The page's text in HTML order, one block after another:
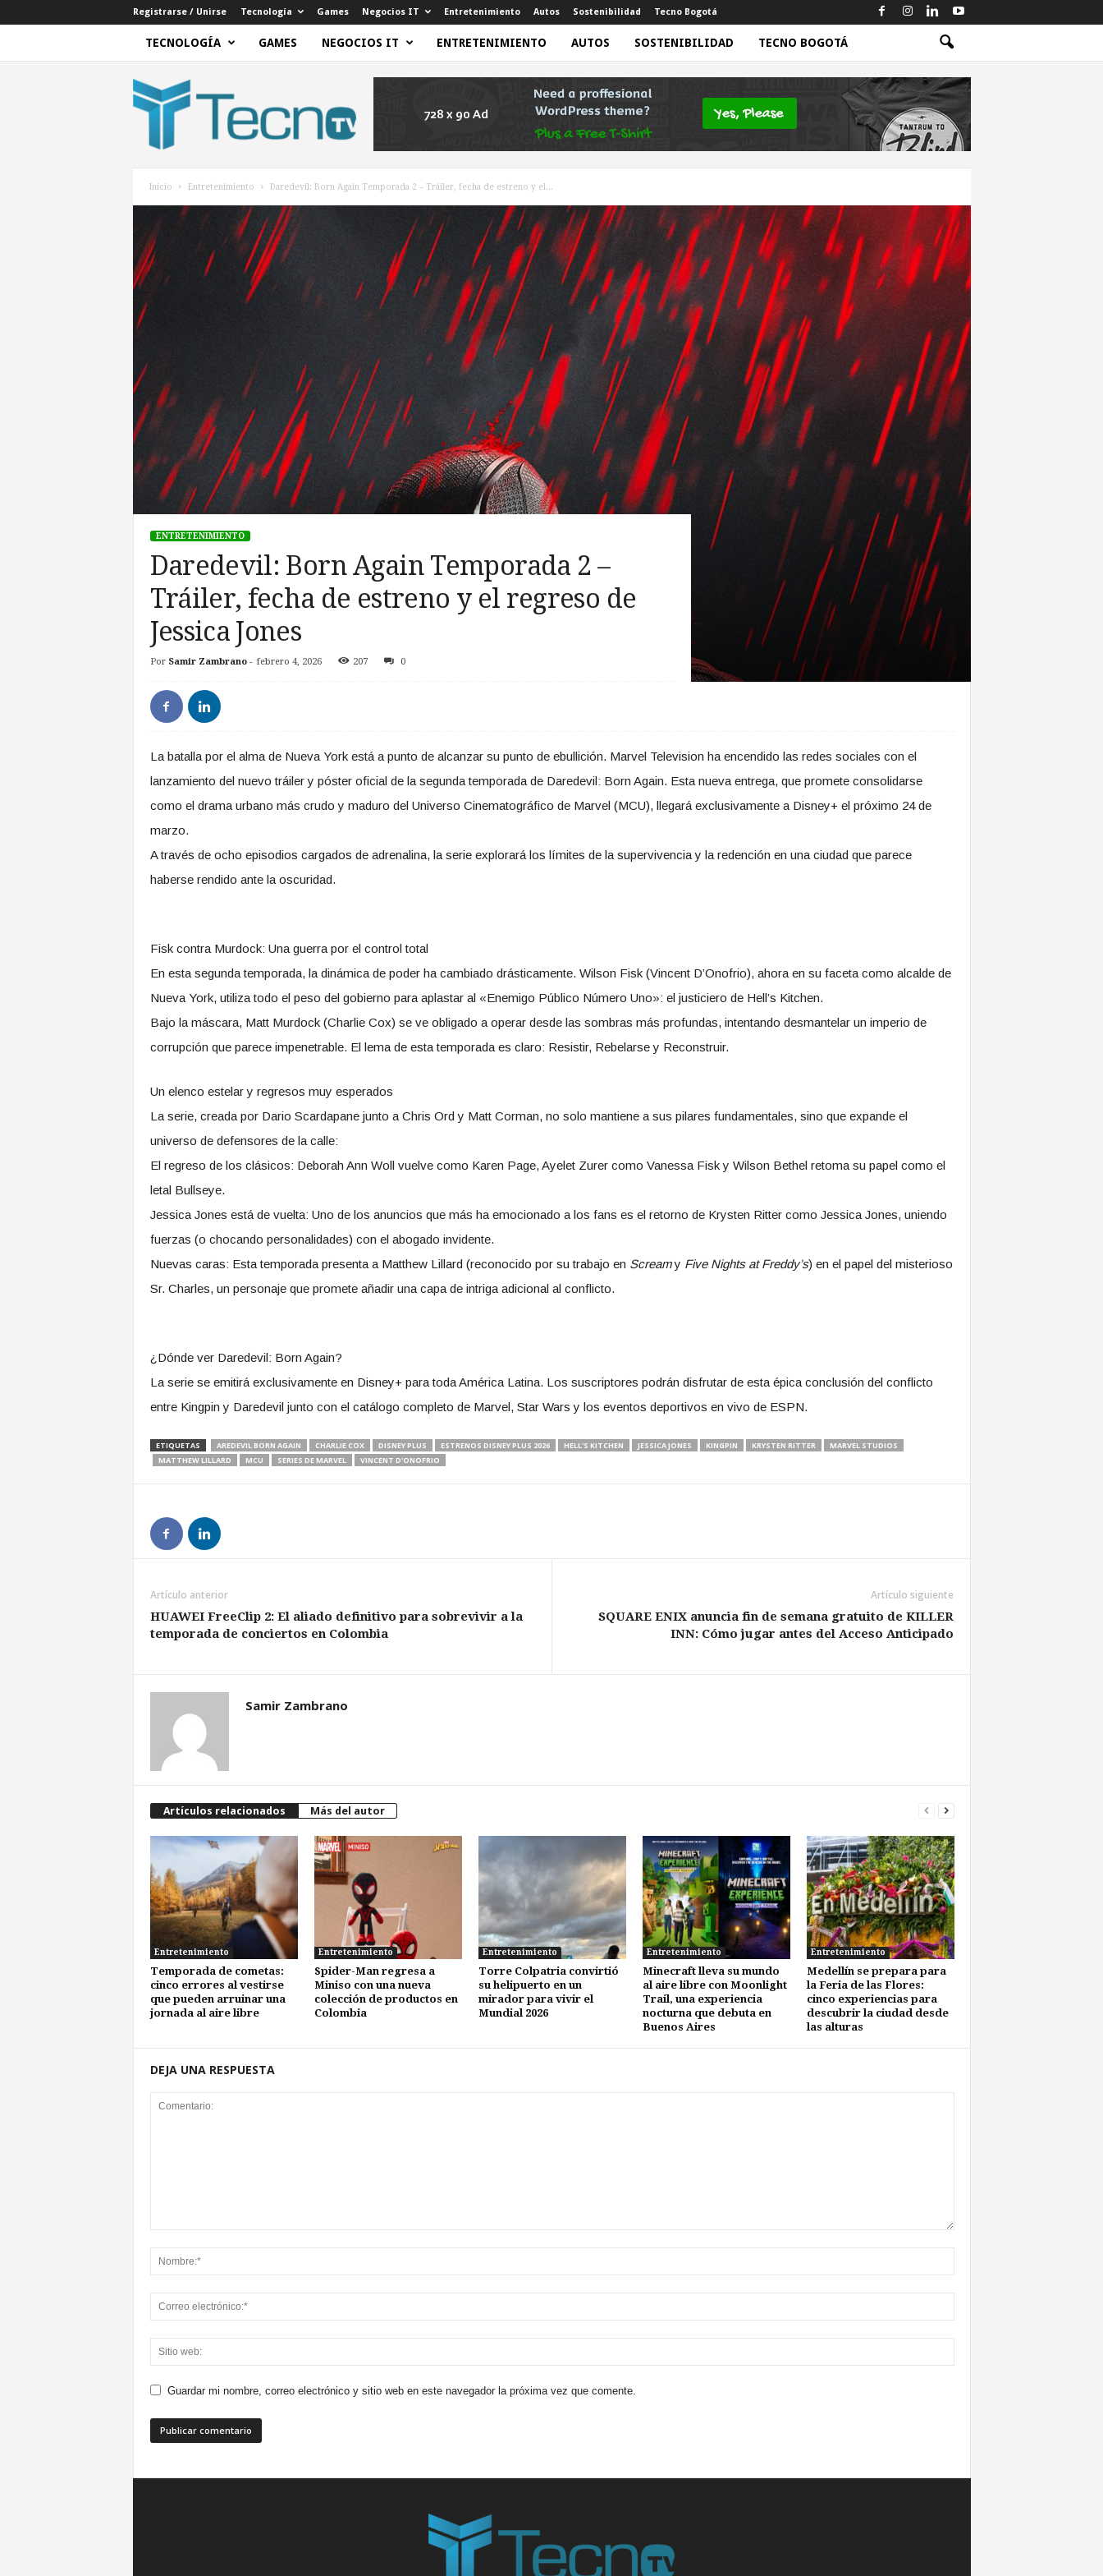
Registrarse / Unirse Tecnología Games Negocios IT Entretenimiento Autos Sostenibilidad Tecno Bogotá
TECNOLOGÍA GAMES NEGOCIOS IT ENTRETENIMIENTO AUTOS SOSTENIBILIDAD TECNO BOGOTÁ
e
c
Inicio Entretenimiento ​Daredevil: Born Again Temporada 2 – Tráiler, fecha de estreno y el...
ENTRETENIMIENTO
​Daredevil: Born Again Temporada 2 –
Tráiler, fecha de estreno y el regreso de
Jessica Jones
Por Samir Zambrano- febrero 4, 2026 207 0
La batalla por el alma de Nueva York está a punto de alcanzar su punto de ebullición. Marvel Television ha encendido las redes sociales con el
lanzamiento del nuevo tráiler y póster oficial de la segunda temporada de Daredevil: Born Again. Esta nueva entrega, que promete consolidarse
como el drama urbano más crudo y maduro del Universo Cinematográfico de Marvel (MCU), llegará exclusivamente a Disney+ el próximo 24 de
marzo.
​A través de ocho episodios cargados de adrenalina, la serie explorará los límites de la supervivencia y la redención en una ciudad que parece
haberse rendido ante la oscuridad.
​Fisk contra Murdock: Una guerra por el control total
​En esta segunda temporada, la dinámica de poder ha cambiado drásticamente. Wilson Fisk (Vincent D’Onofrio), ahora en su faceta como alcalde de
Nueva York, utiliza todo el peso del gobierno para aplastar al «Enemigo Público Número Uno»: el justiciero de Hell’s Kitchen.
​Bajo la máscara, Matt Murdock (Charlie Cox) se ve obligado a operar desde las sombras más profundas, intentando desmantelar un imperio de
corrupción que parece impenetrable. El lema de esta temporada es claro: Resistir, Rebelarse y Reconstruir.
​Un elenco estelar y regresos muy esperados
​La serie, creada por Dario Scardapane junto a Chris Ord y Matt Corman, no solo mantiene a sus pilares fundamentales, sino que expande el
universo de defensores de la calle:
​El regreso de los clásicos: Deborah Ann Woll vuelve como Karen Page, Ayelet Zurer como Vanessa Fisk y Wilson Bethel retoma su papel como el
letal Bullseye.
​Jessica Jones está de vuelta: Uno de los anuncios que más ha emocionado a los fans es el retorno de Krysten Ritter como Jessica Jones, uniendo
fuerzas (o chocando personalidades) con el abogado invidente.
​Nuevas caras: Esta temporada presenta a Matthew Lillard (reconocido por su trabajo en Screamy Five Nights at Freddy’s) en el papel del misterioso
Sr. Charles, un personaje que promete añadir una capa de intriga adicional al conflicto.
​¿Dónde ver Daredevil: Born Again?
​La serie se emitirá exclusivamente en Disney+ para toda América Latina. Los suscriptores podrán disfrutar de esta épica conclusión del conflicto
entre Kingpin y Daredevil junto con el catálogo completo de Marvel, Star Wars y los eventos deportivos en vivo de ESPN.
ETIQUETAS AREDEVIL BORN AGAIN CHARLIE COX DISNEY PLUS ESTRENOS DISNEY PLUS 2026 HELL'S KITCHEN JESSICA JONES KINGPIN KRYSTEN RITTER
MARVEL STUDIOS
MATTHEW LILLARD
MCU SERIES DE MARVEL VINCENT D'ONOFRIO
Artículo anterior
​HUAWEI FreeClip 2: El aliado definitivo para sobrevivir a la
temporada de conciertos en Colombia
Artículo siguiente
​SQUARE ENIX anuncia fin de semana gratuito de KILLER
INN: Cómo jugar antes del Acceso Anticipado
Samir Zambrano
Artículos relacionados Más del autor
Entretenimiento
Temporada de cometas:
cinco errores al vestirse
que pueden arruinar una
jornada al aire libre
Entretenimiento
Spider-Man regresa a
Miniso con una nueva
colección de productos en
Colombia
Entretenimiento
Torre Colpatria convirtió
su helipuerto en un
mirador para vivir el
Mundial 2026
Entretenimiento
Minecraft lleva su mundo
al aire libre con Moonlight
Trail, una experiencia
nocturna que debuta en
Buenos Aires
Entretenimiento
Medellín se prepara para
la Feria de las Flores:
cinco experiencias para
descubrir la ciudad desde
las alturas
DEJA UNA RESPUESTA
Guardar mi nombre, correo electrónico y sitio web en este navegador la próxima vez que comente.